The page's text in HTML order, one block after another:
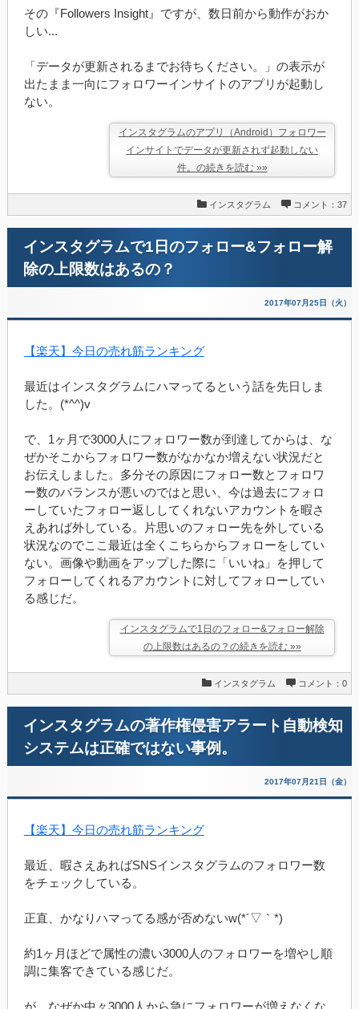
その『Followers Insight』ですが、数日前から動作がおか
しい...
「データが更新されるまでお待ちください。」の表示が
出たまま一向にフォロワーインサイトのアプリが起動し
ない。
インスタグラムのアプリ（Android）フォロワー
インサイトでデータが更新されず起動しない
件。の続きを読む »»
インスタグラム コメント：37
インスタグラムで1日のフォロー&フォロー解
除の上限数はあるの？
2017年07月25日（火）
【楽天】今日の売れ筋ランキング
最近はインスタグラムにハマってるという話を先日しま
した。(*^^)v
で、1ヶ月で3000人にフォロワー数が到達してからは、な
ぜかそこからフォロワー数がなかなか増えない状況だと
お伝えしました。多分その原因にフォロー数とフォロワ
ー数のバランスが悪いのではと思い、今は過去にフォロ
ーしていたフォロー返ししてくれないアカウントを暇さ
えあれば外している。片思いのフォロー先を外している
状況なのでここ最近は全くこちらからフォローをしてい
ない。画像や動画をアップした際に「いいね」を押して
フォローしてくれるアカウントに対してフォローしてい
る感じだ。
インスタグラムで1日のフォロー&フォロー解除
の上限数はあるの？の続きを読む »»
インスタグラム コメント：0
インスタグラムの著作権侵害アラート自動検知
システムは正確ではない事例。
2017年07月21日（金）
【楽天】今日の売れ筋ランキング
最近、暇さえあればSNSインスタグラムのフォロワー数
をチェックしている。
正直、かなりハマってる感が否めないw(*´▽｀*)
約1ヶ月ほどで属性の濃い3000人のフォロワーを増やし順
調に集客できている感じだ。